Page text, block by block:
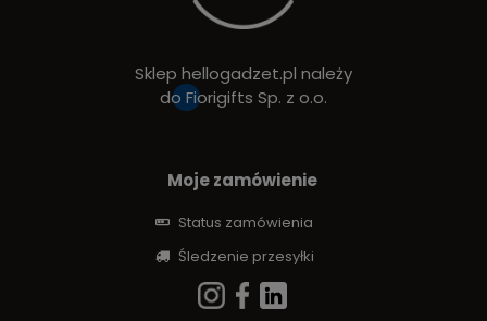
Sklep hellogadzet.pl należy
do Fiorigifts Sp. z o.o.
Moje zamówienie
Status zamówienia
Śledzenie przesyłki